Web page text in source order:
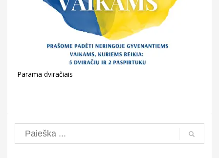
Parama dviračiais
Search